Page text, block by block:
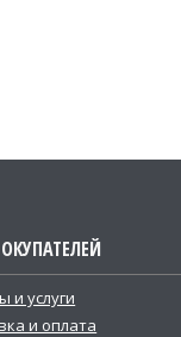
и услуги
и оплата